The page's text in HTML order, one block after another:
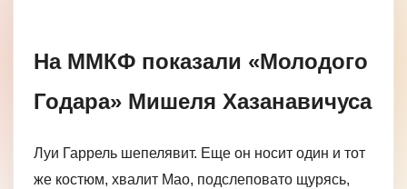
На ММКФ показали «Молодого
Годара» Мишеля Хазанавичуса
Луи Гаррель шепелявит. Еще он носит один и тот
же костюм, хвалит Мао, подслеповато щурясь,